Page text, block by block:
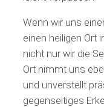
Wenn wir uns
einen heiligen Ort
nicht nur wir die
Ort nimmt uns
und unverstellt
gegenseitiges